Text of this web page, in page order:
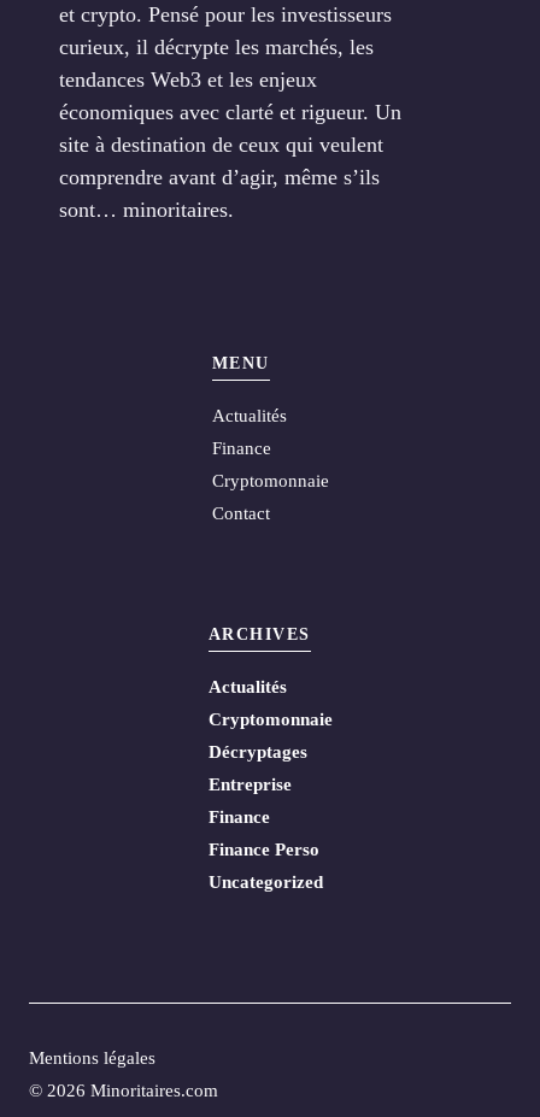
et crypto. Pensé pour les investisseurs
curieux, il décrypte les marchés, les
tendances Web3 et les enjeux
économiques avec clarté et rigueur. Un
site à destination de ceux qui veulent
comprendre avant d’agir, même s’ils
sont… minoritaires.
MENU
Actualités
Finance
Cryptomonnaie
Contact
ARCHIVES
Actualités
Cryptomonnaie
Décryptages
Entreprise
Finance
Finance Perso
Uncategorized
© 2026 Minoritaires.com
Mentions légales